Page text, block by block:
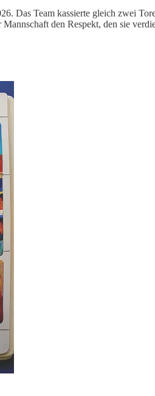
Das Team kassierte gleich zwei
den Respekt, den sie